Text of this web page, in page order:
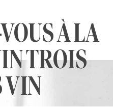
À LA
TROIS
VIN